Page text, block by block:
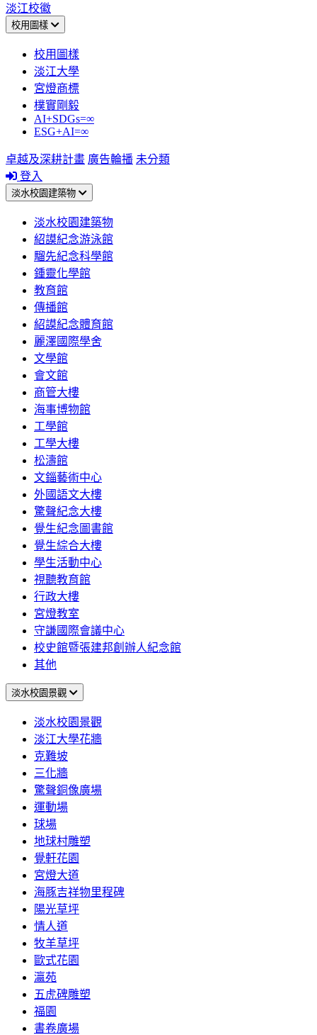
淡江校徽
校用圖樣
校用圖樣
淡江大學
宮燈商標
樸實剛毅
AI+SDGs=∞
ESG+AI=∞
卓越及深耕計畫 廣告輪播 未分類
登入
淡水校園建築物
淡水校園建築物
紹謨紀念游泳館
騮先紀念科學館
鍾靈化學館
教育館
傳播館
紹謨紀念體育館
麗澤國際學舍
文學館
會文館
商管大樓
海事博物館
工學館
工學大樓
松濤館
文錙藝術中心
外國語文大樓
驚聲紀念大樓
覺生紀念圖書館
覺生綜合大樓
學生活動中心
視聽教育館
行政大樓
宮燈教室
守謙國際會議中心
校史館暨張建邦創辦人紀念館
其他
淡水校園景觀
淡水校園景觀
淡江大學花牆
克難坡
三化牆
驚聲銅像廣場
運動場
球場
地球村雕塑
覺軒花園
宮燈大道
海豚吉祥物里程碑
陽光草坪
情人道
牧羊草坪
歐式花園
瀛苑
五虎碑雕塑
福園
書卷廣場